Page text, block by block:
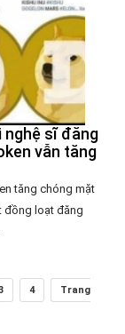
nghệ sĩ đăng
vẫn tăng
tăng chóng mặt
đồng loạt đăng
4
Trang